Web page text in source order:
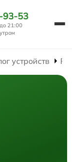
93-53
21:00
устройств